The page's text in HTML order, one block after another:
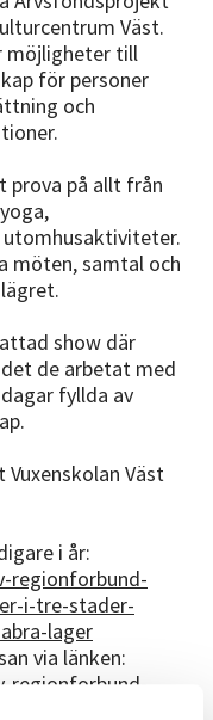
Väst.
möjligheter till
för personer
och
prova på allt från
utomhusaktiviteter.
möten, samtal och
show där
de arbetat med
fyllda av
Väst
i år:
regionforbund-
i-tre-stader-
lager
via länken:
regionforbund-